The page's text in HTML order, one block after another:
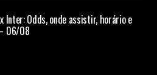
Inter: Odds, onde assistir, horário e
06/08